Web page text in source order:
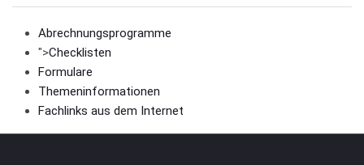
Abrechnungsprogramme
">Checklisten
Formulare
Themeninformationen
Fachlinks aus dem Internet